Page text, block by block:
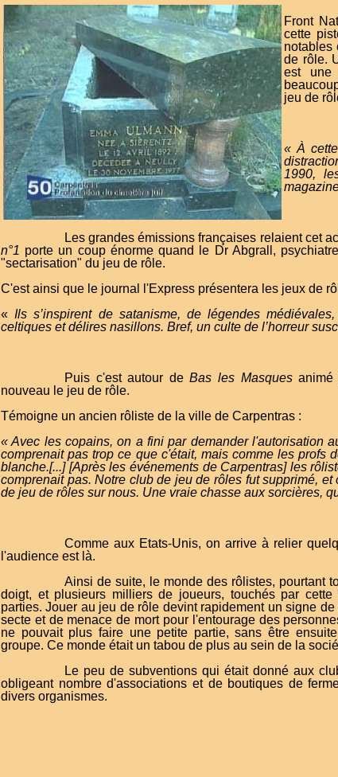
Front
cette
notables
de rôle.
est une
jeu de
« À
1990,
Les grandes émissions françaises relaient cet
n°1 porte un coup énorme quand le Dr Abgrall,
"sectarisation" du jeu de rôle.
C'est ainsi que le journal l'Express présentera les jeux de
«Ils s’inspirent de satanisme, de légendes
celtiques et délires nasillons. Bref, un culte de l’horreur
Puis c'est autour deBas les Masquesanimé
nouveau le jeu de rôle.
Témoigne un ancien rôliste de la ville de Carpentras :
«Avec les copains, on a fini par demander l'autorisation
comprenait pas trop ce que c'était, mais comme les
blanche.[...] [Après les événements de Carpentras] les
comprenait pas. Notre club de jeu de rôles fut supprimé,
de jeu de rôles sur nous. Une vraie chasse aux sorcières,
Comme aux Etats-Unis, on arrive à relier
l'audience est là.
Ainsi de suite, le monde des rôlistes, pourtant
doigt, et plusieurs milliers de joueurs, touchés par
parties. Jouer au jeu de rôle devint rapidement un signe
secte et de menace de mort pour l'entourage des
ne pouvait plus faire une petite partie, sans être
groupe. Ce monde était un tabou de plus au sein de la
Le peu de subventions qui était donné aux
obligeant nombre d'associations et de boutiques de
divers organismes.